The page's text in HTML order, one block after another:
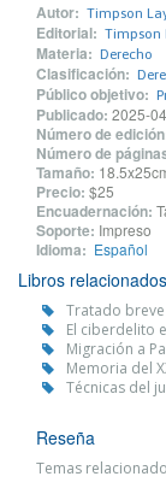
Autor: Timpson
Editorial: Timpson
Materia: Derecho
Clasificación:
Público objetivo:
Publicado: 2025-
Número de
Número de
Tamaño:
Precio: $25
Encuadernación:
Soporte: Impreso
Idioma: Español
Libros relacionados
Tratado
El ciberdelito
Migración a
Memoria del
Técnicas del
Reseña
Temas